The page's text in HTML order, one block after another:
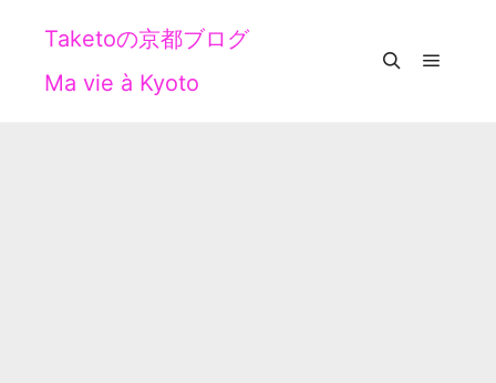
Taketoの京都ブログ
Ma vie à Kyoto